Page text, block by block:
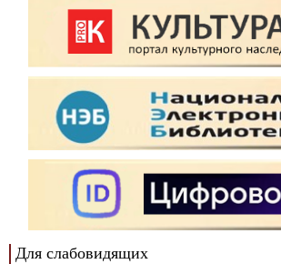
Для слабовидящих